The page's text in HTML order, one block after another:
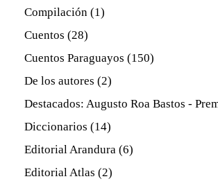
Compilación (1)
Cuentos (28)
Cuentos Paraguayos (150)
De los autores (2)
Destacados: Augusto Roa Bastos -
Diccionarios (14)
Editorial Arandura (6)
Editorial Atlas (2)